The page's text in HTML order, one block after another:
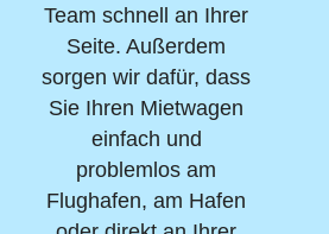
Team schnell an Ihrer
Seite. Außerdem
sorgen wir dafür, dass
Sie Ihren Mietwagen
einfach und
problemlos am
Flughafen, am Hafen